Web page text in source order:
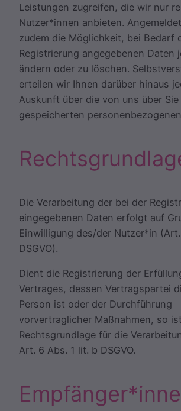
Leistungen zugreifen, die wir nur
Nutzer*innen anbieten.
zudem die Möglichkeit, bei Bedarf
Registrierung angegebenen Daten
ändern oder zu löschen.
erteilen wir Ihnen darüber hinaus
Auskunft über die von uns über Sie
gespeicherten
Die Verarbeitung der bei der
eingegebenen Daten erfolgt auf
Einwilligung des/der Nutzer*in
DSGVO).
Dient die Registrierung der
Vertrages, dessen Vertragspartei
Person ist oder der Durchführung
vorvertraglicher Maßnahmen, so
Rechtsgrundlage für die
Art. 6 Abs. 1 lit. b DSGVO.